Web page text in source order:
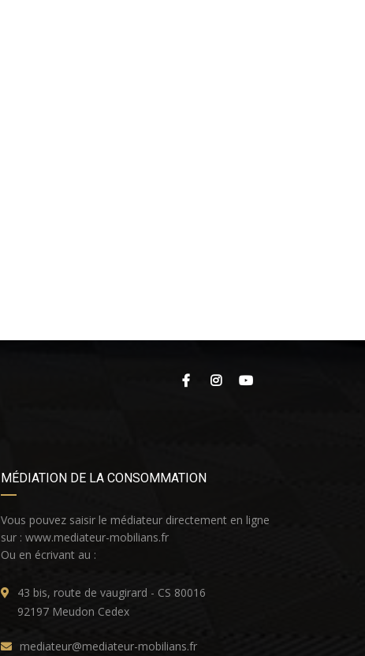
MÉDIATION DE LA CONSOMMATION
Vous pouvez saisir le médiateur directement en ligne
sur : www.mediateur-mobilians.fr
Ou en écrivant au :
43 bis, route de vaugirard - CS 80016
92197 Meudon Cedex
mediateur@mediateur-mobilians.fr